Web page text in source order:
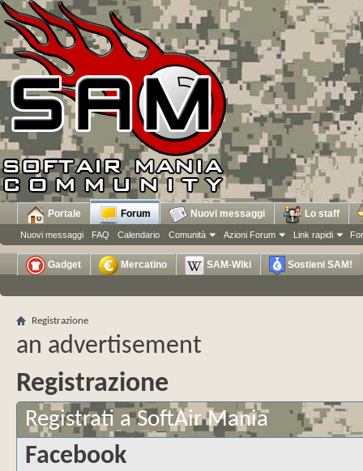
Portale Forum
Nuovi messaggi FAQ Calendario Comunità Azioni Forum Link rapidi
Nuovi messaggi Lo staff
Gadget Mercatino SAM-Wiki Sostieni SAM!
Registrazione
an advertisement
Registrazione
Registrati a SoftAir Mania
Facebook